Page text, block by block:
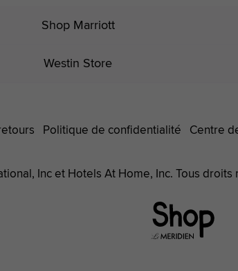
Shop Marriott
Westin Store
Politique de confidentialité Centre
Inc et Hotels At Home, Inc. Tous
Le
Méridien